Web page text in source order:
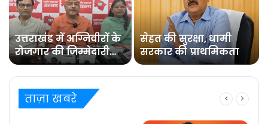
उत्तराखंड में अग्निवीरों के
रोजगार की जिम्मेदारी
संभालेगा पुनर्रोजगार
सेल : कर्नल कोठियाल
सेहत की सुरक्षा, धामी
सरकार की प्राथमिकता
ताज़ा खबरे